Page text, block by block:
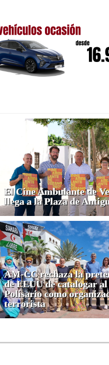
El Cine Ambulante de
llega a la Plaza de
AM-CC rechaza la
de EEUU de catalogar
Polisario como
terrorista